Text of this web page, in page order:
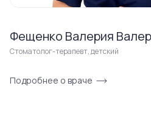
Фещенко Валерия
Стоматолог-терапевт, детский
Подробнее о враче